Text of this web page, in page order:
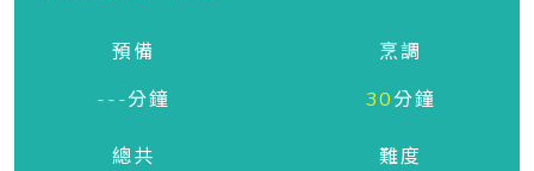
預備
---分鐘
烹調
30分鐘
總共
難度